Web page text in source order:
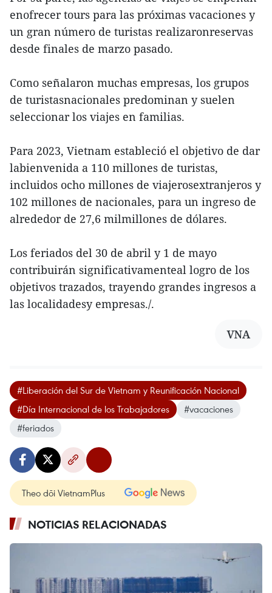
enofrecer tours para las próximas vacaciones y
un gran número de turistas realizaronreservas
desde finales de marzo pasado.
Como señalaron muchas empresas, los grupos
de turistasnacionales predominan y suelen
seleccionar los viajes en familias.
Para 2023, Vietnam estableció el objetivo de dar
labienvenida a 110 millones de turistas,
incluidos ocho millones de viajerosextranjeros y
102 millones de nacionales, para un ingreso de
alrededor de 27,6 milmillones de dólares.
Los feriados del 30 de abril y 1 de mayo
contribuirán significativamenteal logro de los
objetivos trazados, trayendo grandes ingresos a
las localidadesy empresas./.
VNA
#Liberación del Sur de Vietnam y Reunificación Nacional
#Día Internacional de los Trabajadores
#vacaciones
#feriados
Theo dõi VietnamPlus
NOTICIAS RELACIONADAS